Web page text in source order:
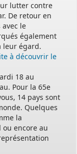
lutter contre
De retour en
le
également
leur égard.
à découvrir le
18 au
Pour la 65e
14 pays sont
Quelques
la
encore au